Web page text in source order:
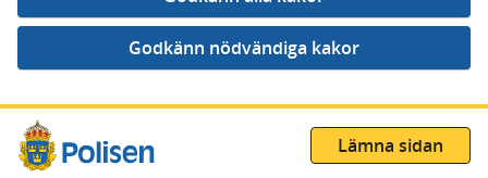
Gå direkt till innehåll
Lämna sidan